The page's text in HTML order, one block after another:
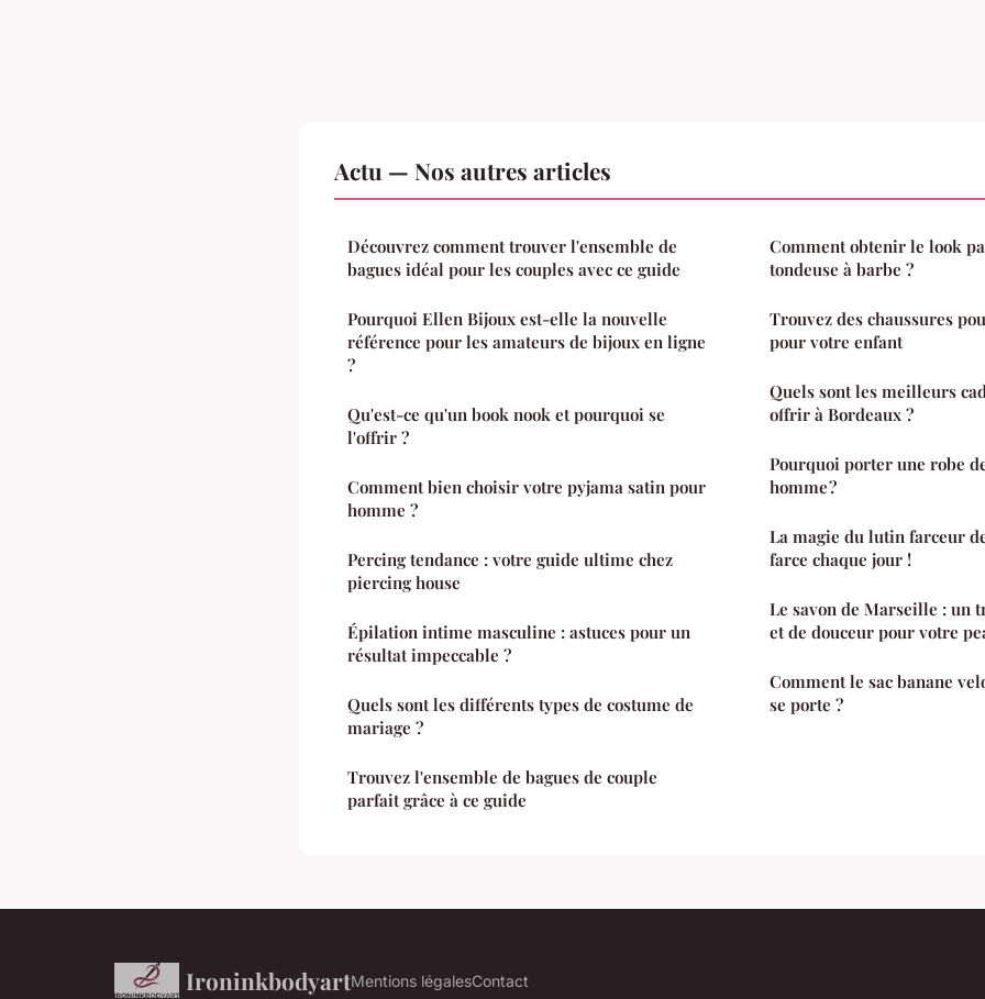
Actu — Nos autres articles
Découvrez comment trouver l'ensemble de
bagues idéal pour les couples avec ce guide
Pourquoi Ellen Bijoux est-elle la nouvelle
référence pour les amateurs de bijoux en ligne
?
Qu'est-ce qu'un book nook et pourquoi se
l'offrir ?
Comment bien choisir votre pyjama satin pour
homme ?
Percing tendance : votre guide ultime chez
piercing house
Épilation intime masculine : astuces pour un
résultat impeccable ?
Quels sont les différents types de costume de
mariage ?
Trouvez l'ensemble de bagues de couple
parfait grâce à ce guide
Comment obtenir le look
tondeuse à barbe ?
Trouvez des chaussures
pour votre enfant
Quels sont les meilleurs
offrir à Bordeaux ?
Pourquoi porter une robe
homme ?
La magie du lutin farceur
farce chaque jour !
Le savon de Marseille : un
et de douceur pour votre
Comment le sac banane
se porte ?
IroninkbodyartMentions légalesContact